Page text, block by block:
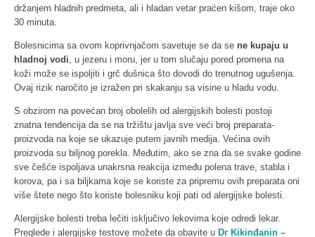
držanjem hladnih predmeta, ali i hladan vetar praćen kišom, traje oko
30 minuta.
Bolesnicima sa ovom koprivnjačom savetuje se da se ne kupaju u
hladnoj vodi, u jezeru i moru, jer u tom slučaju pored promena na
koži može se ispoljiti i grč dušnica što dovodi do trenutnog ugušenja.
Ovaj rizik naročito je izražen pri skakanju sa visine u hladu vodu.
S obzirom na povećan broj obolelih od alergijskih bolesti postoji
znatna tendencija da se na tržištu javlja sve veći broj preparata-
proizvoda na koje se ukazuje putem javnih medija. Većina ovih
proizvoda su biljnog porekla. Međutim, ako se zna da se svake godine
sve češće ispoljava unakrsna reakcija između polena trave, stabla i
korova, pa i sa biljkama koje se koriste za pripremu ovih preparata oni
više štete nego što koriste bolesniku koji pati od alergijske bolesti.
Alergijske bolesti treba lečiti isključivo lekovima koje odredi lekar.
Preglede i alergijske testove možete da obavite u Dr Kikinđanin –